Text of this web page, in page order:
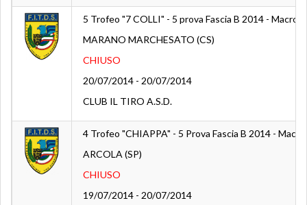
5 Trofeo "7 COLLI" - 5 prova Fascia B 2014 -
MARANO MARCHESATO (CS)
CHIUSO
20/07/2014 - 20/07/2014
CLUB IL TIRO A.S.D.
4 Trofeo "CHIAPPA" - 5 Prova Fascia B 2014 -
ARCOLA (SP)
CHIUSO
19/07/2014 - 20/07/2014